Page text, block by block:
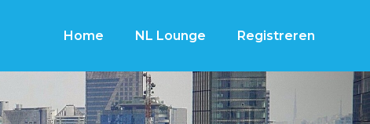
Home NL Lounge Registreren